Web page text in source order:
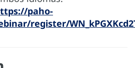
paho-
register/